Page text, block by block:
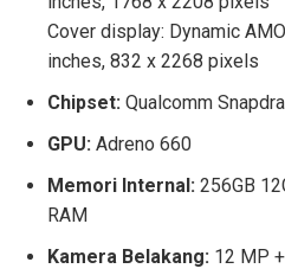
Cover display: Dynamic
inches, 832 x 2268 pixels
Chipset: Qualcomm
GPU: Adreno 660
Memori Internal: 256GB
RAM
Kamera Belakang: 12 MP